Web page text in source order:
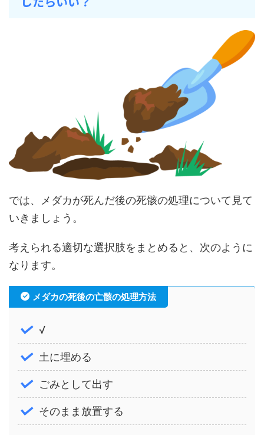
では、メダカが死んだ後の死骸の処理について見て
いきましょう。
考えられる適切な選択肢をまとめると、次のように
なります。
メダカの死後の亡骸の処理方法
√
土に埋める
ごみとして出す
そのまま放置する